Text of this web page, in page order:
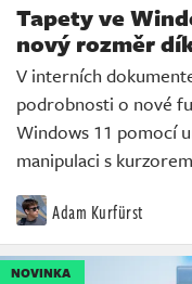
Tapety ve
nový rozměr
V interních
podrobnosti o nové
Windows 11 pomocí
manipulaci s
Adam Kurfürst
NOVINKA